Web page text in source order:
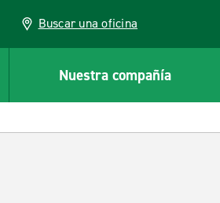
Buscar una oficina
Nuestra compañía